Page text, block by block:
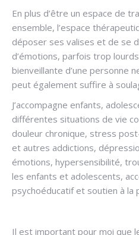
En plus d’être un espace de
ensemble, l’espace
déposer ses valises et de se
d’émotions, parfois trop
bienveillante d’une personne
peut également suffire à
J’accompagne enfants,
différentes situations de vie
douleur chronique, stress
et autres addictions,
émotions, hypersensibilité,
les enfants et adolescents,
psychoéducatif et soutien à la
Il est important pour moi que